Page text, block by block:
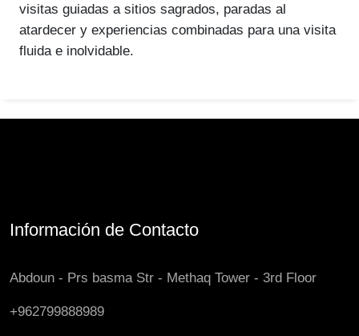
visitas guiadas a sitios sagrados, paradas al
atardecer y experiencias combinadas para una visita
fluida e inolvidable.
Información de Contacto
Abdoun - Prs basma Str - Methaq Tower - 3rd Floor
+962799888989